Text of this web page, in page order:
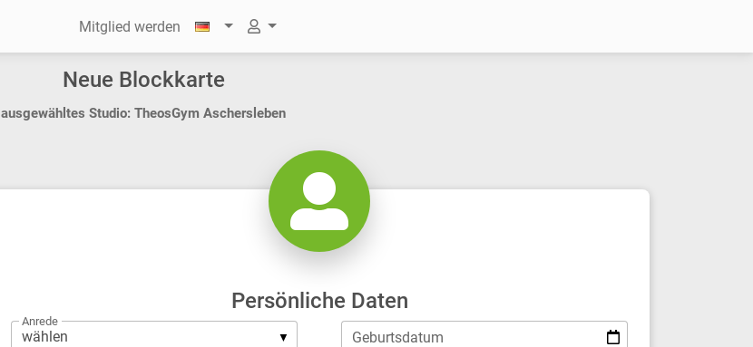
Mitglied werden
Neue Blockkarte
ausgewähltes Studio: TheosGym Aschersleben
Persönliche Daten
Anrede
Geburtsdatum